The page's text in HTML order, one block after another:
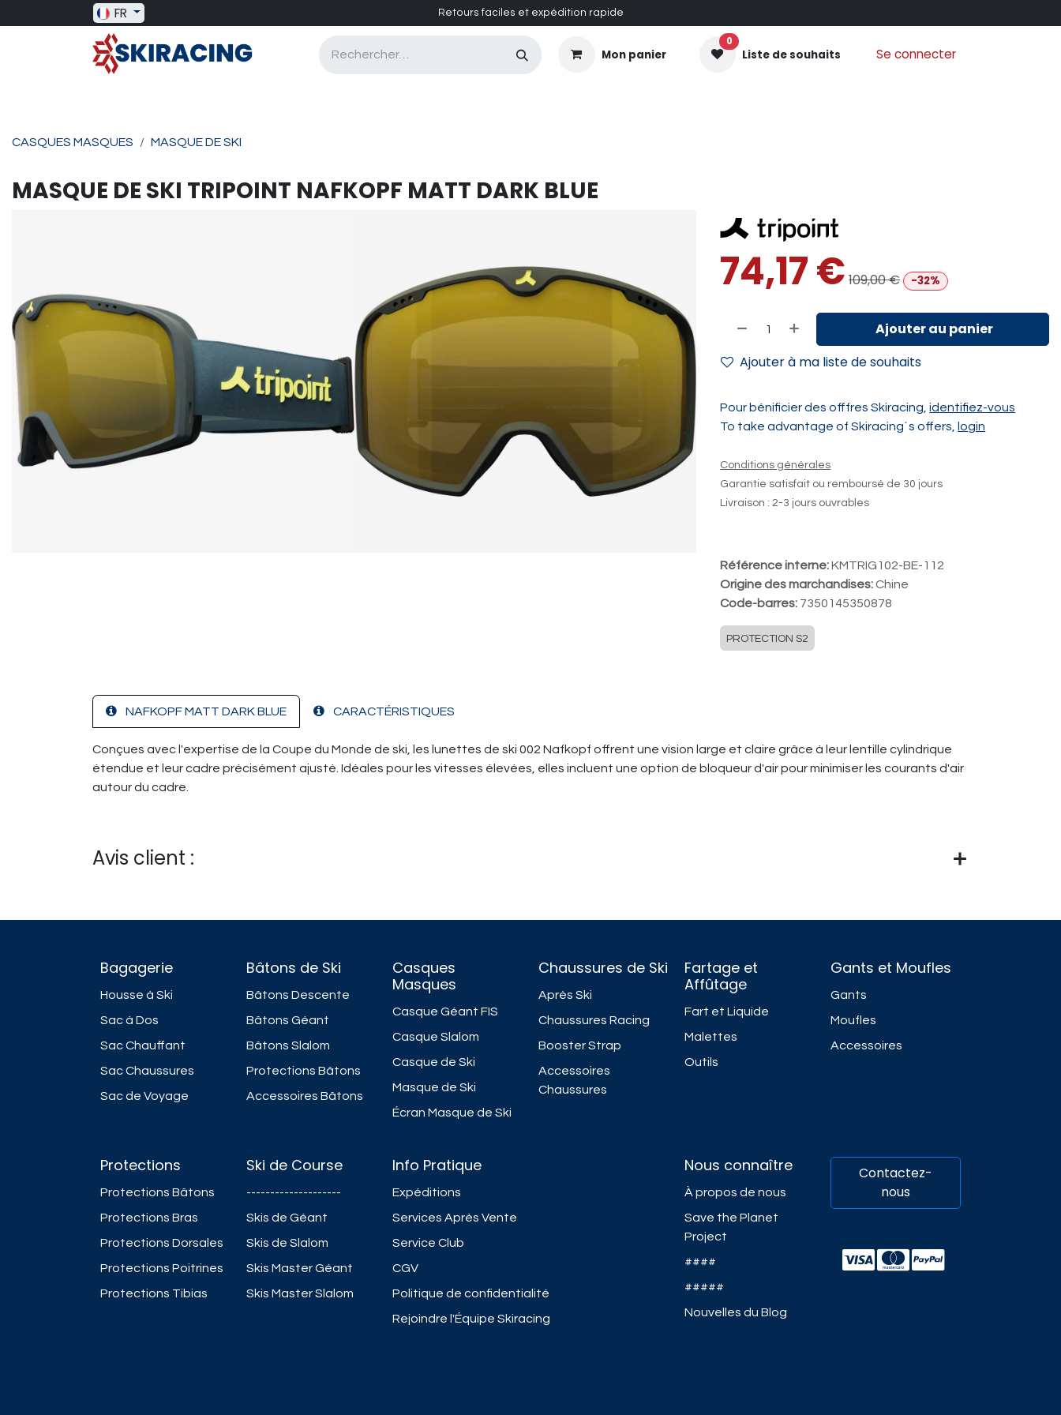
Se rendre au contenu
FR Retours faciles et expédition rapide
Mon panier
0
Liste de souhaits Se connecter
CASQUES MASQUES MASQUE DE SKI
MASQUE DE SKI TRIPOINT NAFKOPF MATT DARK BLUE
74,17€ 109,00€ -32%
Ajouter au panier
Ajouter à ma liste de souhaits
Pour bénificier des offfres Skiracing,identifiez-vous
To take advantage of Skiracing´s offers, login
Conditions générales
Garantie satisfait ou remboursé de 30 jours
Livraison : 2-3 jours ouvrables
Référence interne:KMTRIG102-BE-112
Origine des marchandises: Chine
Code-barres: 7350145350878
PROTECTION S2
NAFKOPF MATT DARK BLUE CARACTÉRISTIQUES
Conçues avec l'expertise de la Coupe du Monde de ski, les lunettes de ski 002 Nafkopf offrent une vision large et claire grâce à leur lentille cylindrique
étendue et leur cadre précisément ajusté. Idéales pour les vitesses élevées, elles incluent une option de bloqueur d'air pour minimiser les courants d'air
autour du cadre.
Avis client :
Protections
Protections Bâtons
Protections Bras
Protections Dorsales
Protections Poitrines
Protections Tibias
Ski de Course
--------------------
Skis de Géant
Skis de Slalom
Skis Master Géant
Skis Master Slalom
Nous connaître
À propos de nous
Save the Planet
Project
####
#####
Nouvelles du Blog
Info Pratique
Expéditions
Services Après Vente
Service Club
CGV
Politique de confidentialité
Rejoindre l'Équipe Skiracing
Contactez-
nous
Bagagerie
Housse à Ski
Sac à Dos
Sac Chauffant
Sac Chaussures
Sac de Voyage
Bâtons de Ski
Bâtons Descente
Bâtons Géant
Bâtons Slalom
Protections Bâtons
Accessoires Bâtons
Casques
Masques
Casque Géant FIS
Casque Slalom
Casque de Ski
Masque de Ski
Écran Masque de Ski
Chaussures de Ski
Après Ski
Chaussures Racing
Booster Strap
Accessoires
Chaussures
Fartage et
Affûtage
Fart et Liquide
Malettes
Outils
Gants et Moufles
Gants
Moufles
Accessoires